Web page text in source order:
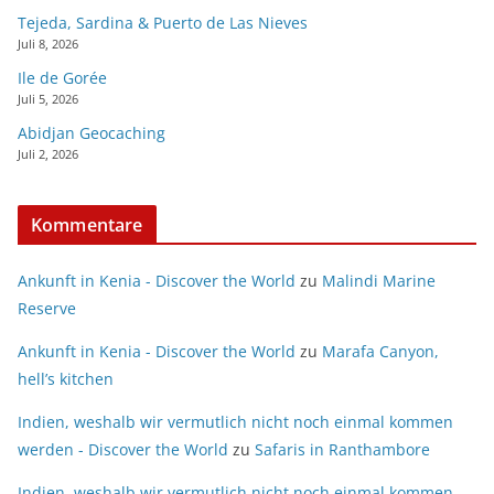
Tejeda, Sardina & Puerto de Las Nieves
Juli 8, 2026
Ile de Gorée
Juli 5, 2026
Abidjan Geocaching
Juli 2, 2026
Kommentare
Ankunft in Kenia - Discover the World zu Malindi Marine
Reserve
Ankunft in Kenia - Discover the World zu Marafa Canyon,
hell’s kitchen
Indien, weshalb wir vermutlich nicht noch einmal kommen
werden - Discover the World zu Safaris in Ranthambore